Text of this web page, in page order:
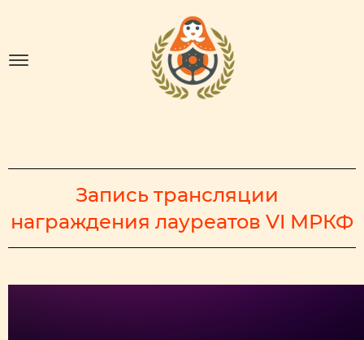
Запись трансляции
награждения лауреатов VI МРКФ